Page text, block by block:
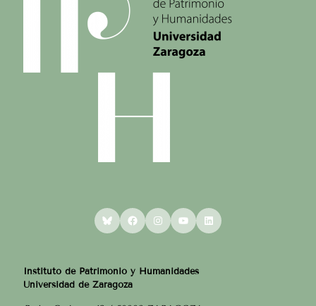
BlueskyFacebookInstagram
YouTubeLinkedIn
Instituto de Patrimonio y Humanidades
Universidad de Zaragoza